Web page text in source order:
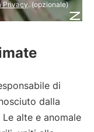
Privacy. (opzionale)
di
dalla
alte e anomale